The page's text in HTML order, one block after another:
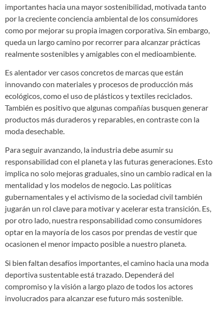
importantes hacia una mayor sostenibilidad, motivada tanto
por la creciente conciencia ambiental de los consumidores
como por mejorar su propia imagen corporativa. Sin embargo,
queda un largo camino por recorrer para alcanzar prácticas
realmente sostenibles y amigables con el medioambiente.
Es alentador ver casos concretos de marcas que están
innovando con materiales y procesos de producción más
ecológicos, como el uso de plásticos y textiles reciclados.
También es positivo que algunas compañías busquen generar
productos más duraderos y reparables, en contraste con la
moda desechable.
Para seguir avanzando, la industria debe asumir su
responsabilidad con el planeta y las futuras generaciones. Esto
implica no solo mejoras graduales, sino un cambio radical en la
mentalidad y los modelos de negocio. Las políticas
gubernamentales y el activismo de la sociedad civil también
jugarán un rol clave para motivar y acelerar esta transición. Es,
por otro lado, nuestra responsabilidad como consumidores
optar en la mayoría de los casos por prendas de vestir que
ocasionen el menor impacto posible a nuestro planeta.
Si bien faltan desafíos importantes, el camino hacia una moda
deportiva sustentable está trazado. Dependerá del
compromiso y la visión a largo plazo de todos los actores
involucrados para alcanzar ese futuro más sostenible.